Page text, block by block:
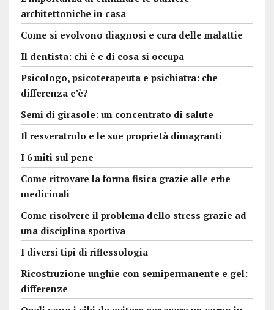
architettoniche in casa
Come si evolvono diagnosi e cura delle malattie
Il dentista: chi è e di cosa si occupa
Psicologo, psicoterapeuta e psichiatra: che
differenza c’è?
Semi di girasole: un concentrato di salute
Il resveratrolo e le sue proprietà dimagranti
I 6 miti sul pene
Come ritrovare la forma fisica grazie alle erbe
medicinali
Come risolvere il problema dello stress grazie ad
una disciplina sportiva
I diversi tipi di riflessologia
Ricostruzione unghie con semipermanente e gel:
differenze